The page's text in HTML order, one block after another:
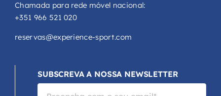
Chamada para rede móvel nacional:
+351 966 521 020
reservas@experience-sport.com
SUBSCREVA A NOSSA NEWSLETTER